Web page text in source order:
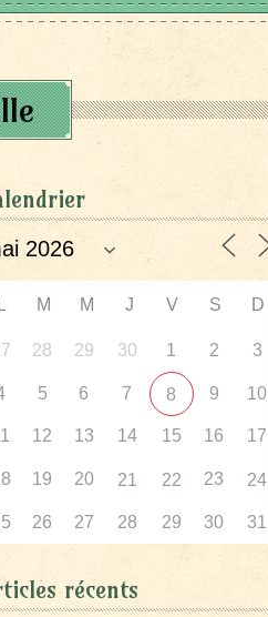
L M M J V S D
28 29 30 1 2 3
5 6 7 8 9 10
12 13 14 15 16 17
19 20 21 22 23 24
26 27 28 29 30 31
récents